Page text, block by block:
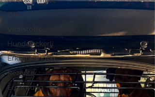
Öle
Hundeleckerli
Erkrankungen
Rezepte
Ernährung